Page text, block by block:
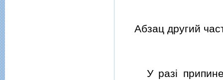
Абзац другий
У разi